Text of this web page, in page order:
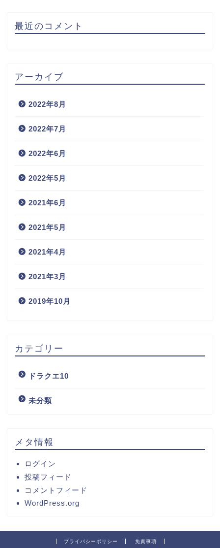
最近のコメント
アーカイブ
2022年8月
2022年7月
2022年6月
2022年5月
2021年6月
2021年5月
2021年4月
2021年3月
2019年10月
カテゴリー
ドラクエ10
未分類
メタ情報
ログイン
投稿フィード
コメントフィード
WordPress.org
プライバシーポリシー 免責事項